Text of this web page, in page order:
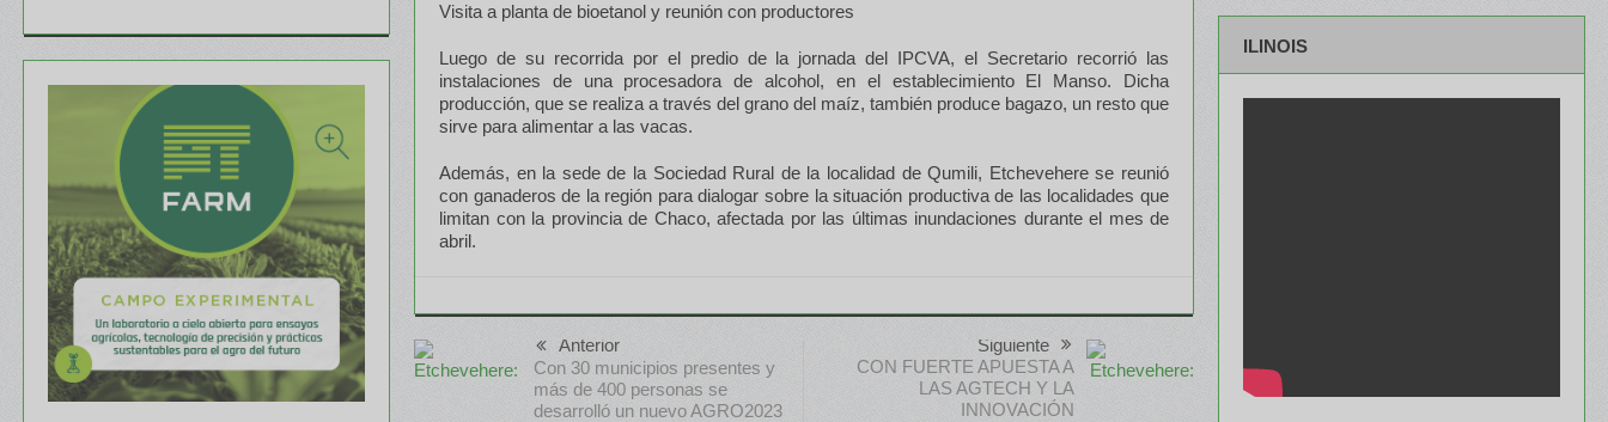
Visita a planta de bioetanol y reunión con productores
Luego de su recorrida por el predio de la jornada del IPCVA, el Secretario recorrió las
instalaciones de una procesadora de alcohol, en el establecimiento El Manso. Dicha
producción, que se realiza a través del grano del maíz, también produce bagazo, un resto que
sirve para alimentar a las vacas.
Además, en la sede de la Sociedad Rural de la localidad de Qumili, Etchevehere se reunió
con ganaderos de la región para dialogar sobre la situación productiva de las localidades que
limitan con la provincia de Chaco, afectada por las últimas inundaciones durante el mes de
abril.
Anterior
Con 30 municipios presentes y
más de 400 personas se
desarrolló un nuevo AGRO2023
Siguiente
CON FUERTE APUESTA A
LAS AGTECH Y LA
INNOVACIÓN
ILINOIS